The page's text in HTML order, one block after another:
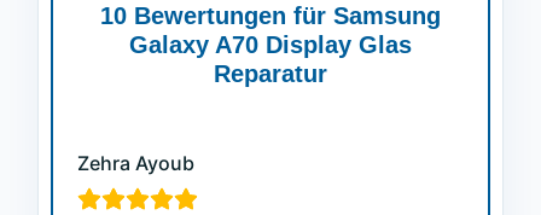
Kundenbewertungen
10 Bewertungen für Samsung
Galaxy A70 Display Glas
Reparatur
Zehra Ayoub